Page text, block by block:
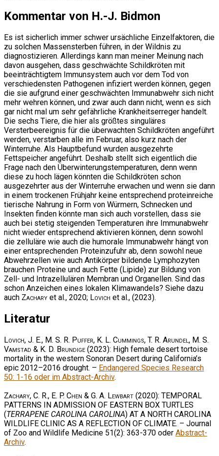
Kommentar von H.-J. Bidmon
Es ist sicherlich immer schwer ursächliche Einzelfaktoren, die
zu solchen Massensterben führen, in der Wildnis zu
diagnostizieren. Allerdings kann man meiner Meinung nach
davon ausgehen, dass geschwächte Schildkröten mit
beeinträchtigtem Immunsystem auch vor dem Tod von
verschiedensten Pathogenen infiziert werden können, gegen
die sie aufgrund einer geschwächten Immunabwehr sich nicht
mehr wehren können, und zwar auch dann nicht, wenn es sich
gar nicht mal um sehr gefährliche Krankheitserreger handelt.
Die sechs Tiere, die hier als größtes singuläres
Versterbeereignis für die überwachten Schildkröten angeführt
werden, verstarben alle im Februar, also kurz nach der
Winterruhe. Als Hauptbefund wurden ausgezehrte
Fettspeicher angeführt. Deshalb stellt sich eigentlich die
Frage nach den Überwinterungstemperaturen, denn wenn
diese zu hoch lägen könnten die Schildkröten schon
ausgezehrter aus der Winterruhe erwachen und wenn sie dann
in einem trockenen Frühjahr keine entsprechend proteinreiche
tierische Nahrung in Form von Würmern, Schnecken und
Insekten finden könnte man sich auch vorstellen, dass sie
auch bei stetig steigenden Temperaturen ihre Immunabwehr
nicht wieder entsprechend aktivieren können, denn sowohl
die zelluläre wie auch die humorale Immunabwehr hängt von
einer entsprechenden Proteinzufuhr ab, denn sowohl neue
Abwehrzellen wie auch Antikörper bildende Lymphozyten
brauchen Proteine und auch Fette (Lipide) zur Bildung von
Zell- und Intrazellulären Membran und Organellen. Sind das
schon Anzeichen eines lokalen Klimawandels? Siehe dazu
auch Zachary et al., 2020; Lovich et al., (2023).
Literatur
Lovich, J. E., M. S. R. Puffer, K. L. Cummings, T. R. Arundel, M. S.
Vamstad & K. D. Brundige (2023): High female desert tortoise
mortality in the western Sonoran Desert during California’s
epic 2012–2016 drought. – Endangered Species Research
50: 1-16 oder im Abstract-Archiv.
Zachary, C. R., E. P. Chen & G. A. Lewbart (2020): TEMPORAL
PATTERNS IN ADMISSION OF EASTERN BOX TURTLES
(TERRAPENE CAROLINA CAROLINA) AT A NORTH CAROLINA
WILDLIFE CLINIC AS A REFLECTION OF CLIMATE. – Journal
of Zoo and Wildlife Medicine 51(2): 363-370 oder Abstract-
Archiv.